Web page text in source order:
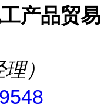
产品贸易
）